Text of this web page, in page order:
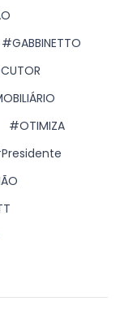
GABBINETTO
OTIMIZA
Presidente